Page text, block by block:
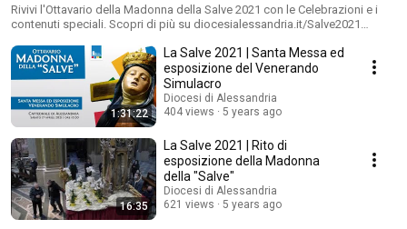
Rivivi l'Ottavario della Madonna della Salve 2021 con le Celebrazioni e i
contenuti speciali. Scopri di più su diocesialessandria.it/Salve2021
1:31:22
La Salve 2021 | Santa Messa ed
esposizione del Venerando
Simulacro
Diocesi di Alessandria
404 views
5 years ago
16:35
La Salve 2021 | Rito di
esposizione della Madonna
della "Salve"
Diocesi di Alessandria
621 views
5 years ago